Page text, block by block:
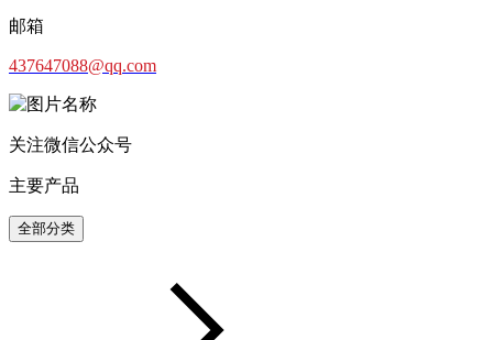
邮箱
437647088@qq.com
关注微信公众号
主要产品
全部分类